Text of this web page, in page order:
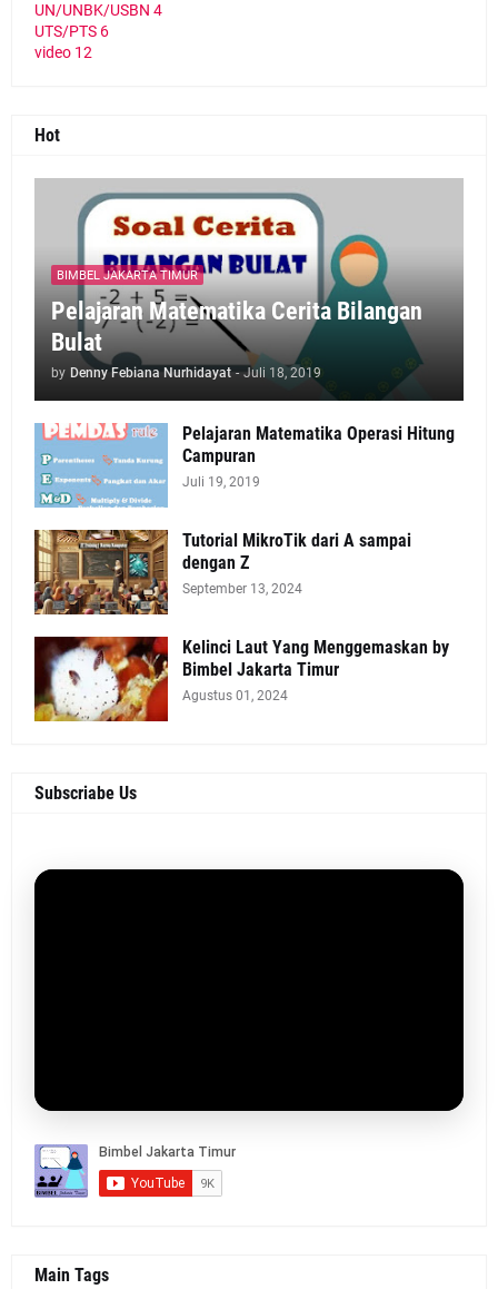
UN/UNBK/USBN 4
UTS/PTS 6
video 12
Hot
BIMBEL JAKARTA TIMUR
Pelajaran Matematika Cerita Bilangan
Bulat
by Denny Febiana Nurhidayat - Juli 18, 2019
Pelajaran Matematika Operasi Hitung
Campuran
Juli 19, 2019
Tutorial MikroTik dari A sampai
dengan Z
September 13, 2024
Kelinci Laut Yang Menggemaskan by
Bimbel Jakarta Timur
Agustus 01, 2024
Subscriabe Us
Main Tags